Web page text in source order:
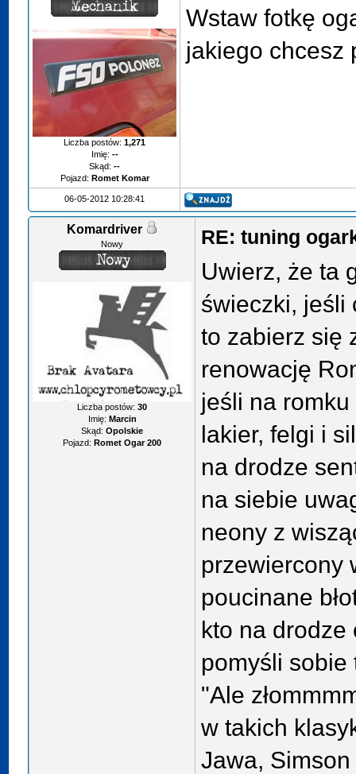
Liczba postów:1,271
Imię: --
Skąd: --
Pojazd: Romet Komar
Wstaw fotkę
jakiego chcesz
06-05-2012 10:28:41
Komardriver
Nowy
Liczba postów:30
Imię: Marcin
Skąd: Opolskie
Pojazd: Romet Ogar 200
RE: tuning
Uwierz, że ta
świeczki, jeśli
to zabierz się
renowację
jeśli na romku
lakier, felgi i
na drodze
na siebie
neony z
przewiercony
poucinane
kto na drodze
pomyśli sobie
"Ale
w takich
Jawa,